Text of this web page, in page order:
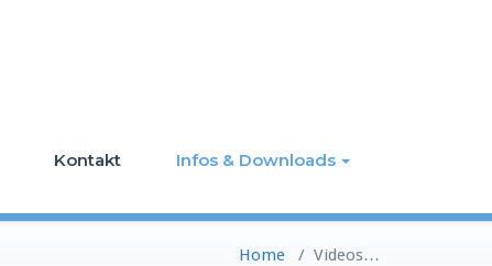
Kontakt Infos & Downloads
Home / Videos…